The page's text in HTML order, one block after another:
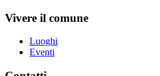
Vivere il comune
Luoghi
Eventi